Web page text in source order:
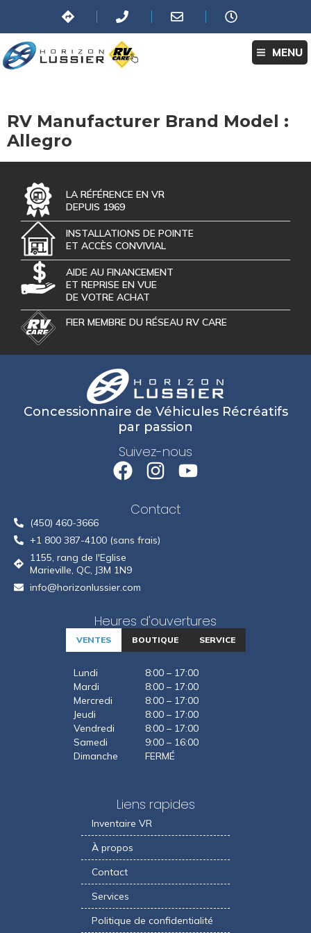
MENU
RV Manufacturer Brand Model :
Allegro
LA RÉFÉRENCE EN VR
DEPUIS 1969
INSTALLATIONS DE POINTE
ET ACCÈS CONVIVIAL
AIDE AU FINANCEMENT
ET REPRISE EN VUE
DE VOTRE ACHAT
FIER MEMBRE DU RÉSEAU RV CARE
Liens rapides
Inventaire VR
À propos
Contact
Services
Politique de confidentialité
Heures d'ouvertures
VENTES BOUTIQUE SERVICE
Lundi
8:00 – 17:00
Mardi
8:00 – 17:00
Mercredi
8:00 – 17:00
Jeudi
8:00 – 17:00
Vendredi
8:00 – 17:00
Samedi
9:00 – 16:00
Dimanche
FERMÉ
Contact
(450) 460-3666
+1 800 387-4100 (sans frais)
1155, rang de l'Eglise
Marieville, QC, J3M 1N9
info@horizonlussier.com
Concessionnaire de Véhicules Récréatifs
par passion
Suivez-nous